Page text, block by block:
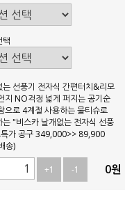
택
는 선풍기 전자식 간편터치&리모
지 NO걱정 넓게 퍼지는 공기순
으로 4계절 사용하는 물티슈로
는 "비스카 날개없는 전자식 선풍
가 공구 349,000>> 89,900
송)
+1
-1 0원